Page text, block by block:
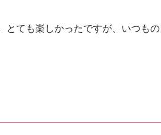
とても楽しかったですが、いつもの